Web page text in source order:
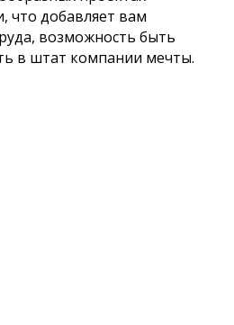
что добавляет вам
возможность быть
в штат компании мечты.